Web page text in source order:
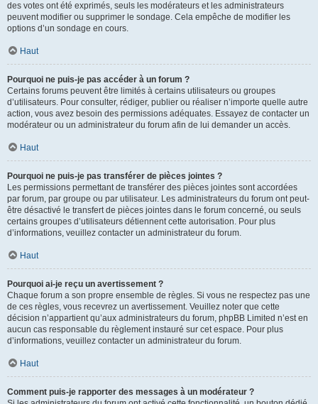
des votes ont été exprimés, seuls les modérateurs et les administrateurs
peuvent modifier ou supprimer le sondage. Cela empêche de modifier les
options d’un sondage en cours.
Haut
Pourquoi ne puis-je pas accéder à un forum ?
Certains forums peuvent être limités à certains utilisateurs ou groupes
d’utilisateurs. Pour consulter, rédiger, publier ou réaliser n’importe quelle autre
action, vous avez besoin des permissions adéquates. Essayez de contacter un
modérateur ou un administrateur du forum afin de lui demander un accès.
Haut
Pourquoi ne puis-je pas transférer de pièces jointes ?
Les permissions permettant de transférer des pièces jointes sont accordées
par forum, par groupe ou par utilisateur. Les administrateurs du forum ont peut-
être désactivé le transfert de pièces jointes dans le forum concerné, ou seuls
certains groupes d’utilisateurs détiennent cette autorisation. Pour plus
d’informations, veuillez contacter un administrateur du forum.
Haut
Pourquoi ai-je reçu un avertissement ?
Chaque forum a son propre ensemble de règles. Si vous ne respectez pas une
de ces règles, vous recevrez un avertissement. Veuillez noter que cette
décision n’appartient qu’aux administrateurs du forum, phpBB Limited n’est en
aucun cas responsable du règlement instauré sur cet espace. Pour plus
d’informations, veuillez contacter un administrateur du forum.
Haut
Comment puis-je rapporter des messages à un modérateur ?